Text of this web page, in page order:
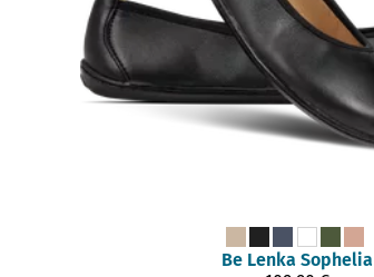
Be Lenka Sophelia